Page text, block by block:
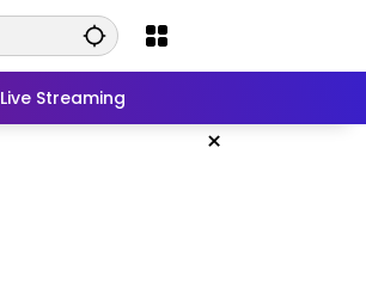
Live Streaming
×